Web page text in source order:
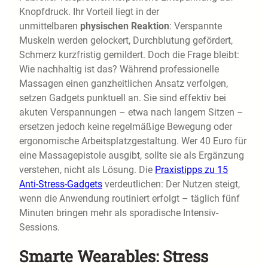
Knopfdruck. Ihr Vorteil liegt in der
unmittelbaren physischen Reaktion: Verspannte
Muskeln werden gelockert, Durchblutung gefördert,
Schmerz kurzfristig gemildert. Doch die Frage bleibt:
Wie nachhaltig ist das? Während professionelle
Massagen einen ganzheitlichen Ansatz verfolgen,
setzen Gadgets punktuell an. Sie sind effektiv bei
akuten Verspannungen – etwa nach langem Sitzen –
ersetzen jedoch keine regelmäßige Bewegung oder
ergonomische Arbeitsplatzgestaltung. Wer 40 Euro für
eine Massagepistole ausgibt, sollte sie als Ergänzung
verstehen, nicht als Lösung. Die Praxistipps zu 15
Anti-Stress-Gadgets verdeutlichen: Der Nutzen steigt,
wenn die Anwendung routiniert erfolgt – täglich fünf
Minuten bringen mehr als sporadische Intensiv-
Sessions.
Smarte Wearables: Stress